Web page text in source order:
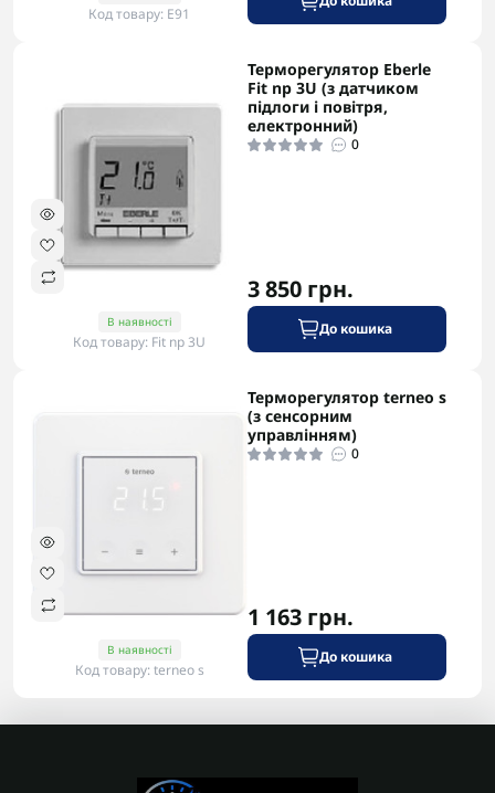
Код товару: E91
В наявності
Код товару: Fit np 3U
Терморегулятор Eberle
Fit np 3U (з датчиком
підлоги і повітря,
електронний)
0
3 850 грн.
До кошика
В наявності
Код товару: terneo s
Терморегулятор terneo s
(з сенсорним
управлінням)
0
1 163 грн.
До кошика